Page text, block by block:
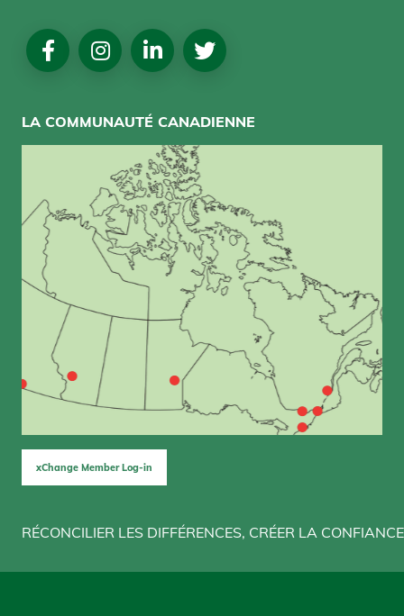
Social
Media
LA COMMUNAUTÉ CANADIENNE
xChange Member Log-in
RÉCONCILIER LES DIFFÉRENCES, CRÉER LA CONFIANCE